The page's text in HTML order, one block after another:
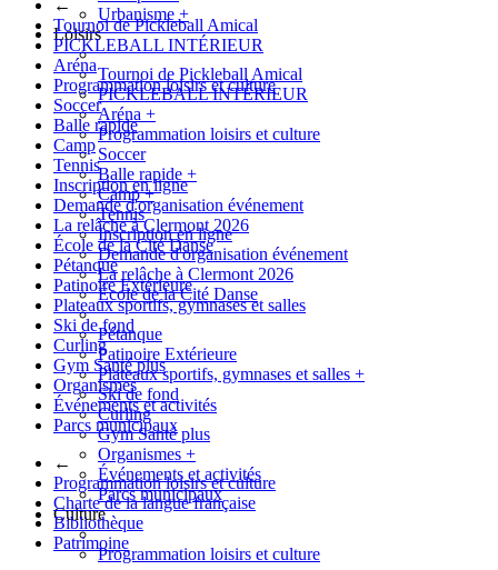
←
Tournoi de Pickleball Amical
PICKLEBALL INTÉRIEUR
Aréna
Programmation loisirs et culture
Soccer
Balle rapide
Camp
Tennis
Inscription en ligne
Demande d'organisation événement
La relâche à Clermont 2026
École de la Cité Danse
Pétanque
Patinoire Extérieure
Plateaux sportifs, gymnases et salles
Ski de fond
Curling
Gym Santé plus
Organismes
Événements et activités
Parcs municipaux
←
Programmation loisirs et culture
Charte de la langue française
Bibliothèque
Patrimoine
Urbanisme +
Loisirs
Tournoi de Pickleball Amical
PICKLEBALL INTÉRIEUR
Aréna +
Programmation loisirs et culture
Soccer
Balle rapide +
Camp+
Tennis
Inscription en ligne
Demande d'organisation événement
La relâche à Clermont 2026
École de la Cité Danse
Pétanque
Patinoire Extérieure
Plateaux sportifs, gymnases et salles +
Ski de fond
Curling
Gym Santé plus
Organismes +
Événements et activités
Parcs municipaux
Culture
Programmation loisirs et culture